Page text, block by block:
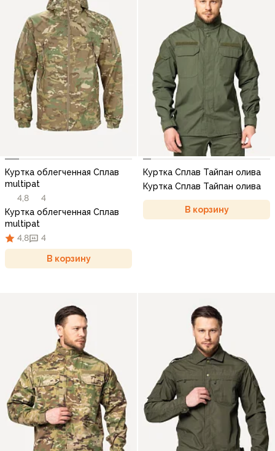
Куртка облегченная Сплав
multipat
4,8
4
Куртка облегченная Сплав
multipat
4,8
4
В корзину
Куртка Сплав Тайпан олива
Куртка Сплав Тайпан олива
В корзину